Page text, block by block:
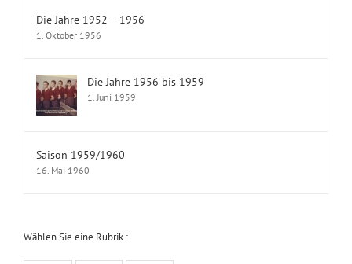
Die Jahre 1952 – 1956
1. Oktober 1956
Die Jahre 1956 bis 1959
1. Juni 1959
Saison 1959/1960
16. Mai 1960
Wählen Sie eine Rubrik :